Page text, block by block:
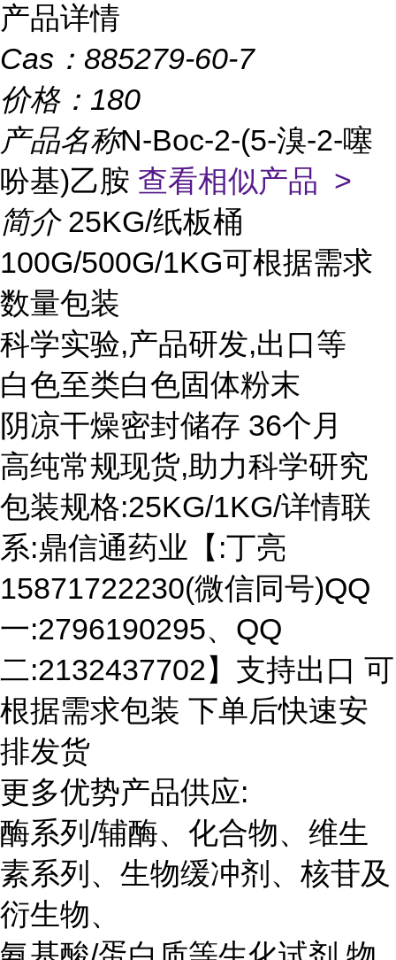
产品详情
Cas： 885279-60-7
价格： 180
产品名称N-Boc-2-(5-溴-2-噻
吩基)乙胺 查看相似产品 >
简介 25KG/纸板桶
100G/500G/1KG可根据需求
数量包装
科学实验,产品研发,出口等
白色至类白色固体粉末
阴凉干燥密封储存 36个月
高纯常规现货,助力科学研究
包装规格:25KG/1KG/详情联
系:鼎信通药业【:丁亮
15871722230(微信同号)QQ
一:2796190295、QQ
二:2132437702】支持出口 可
根据需求包装 下单后快速安
排发货
更多优势产品供应:
酶系列/辅酶、化合物、维生
素系列、生物缓冲剂、核苷及
衍生物、